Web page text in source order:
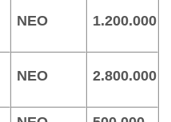
NEO 1.200.000
NEO 2.800.000